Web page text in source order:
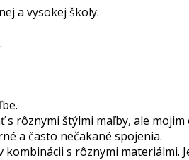
a vysokej školy.
rôznymi štýlmi maľby, ale
a často nečakané spojenia.
s rôznymi materiálmi.